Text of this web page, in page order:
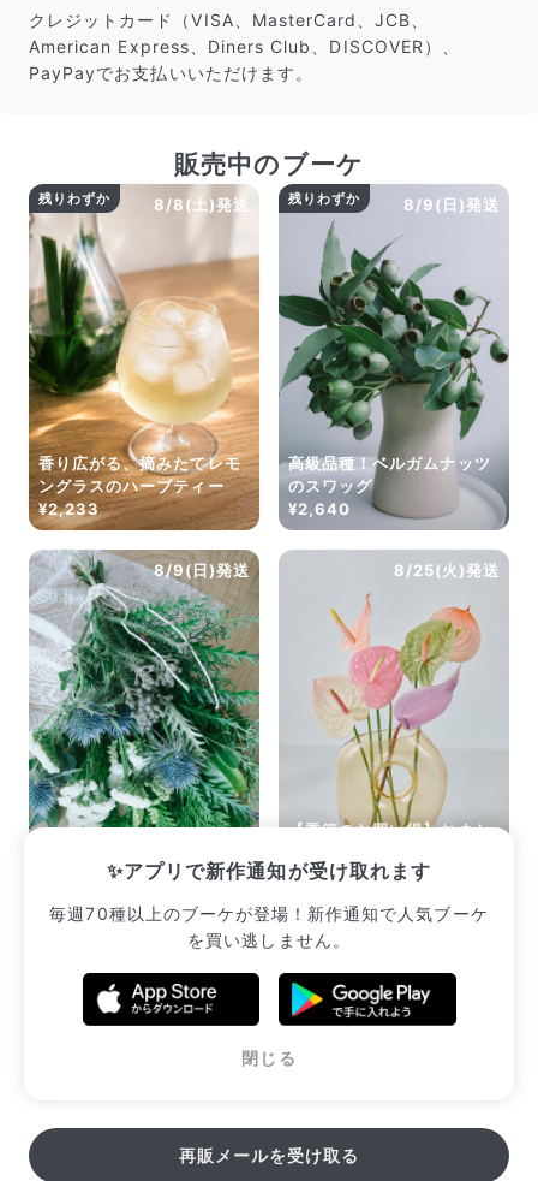
クレジットカード（VISA、MasterCard、JCB、
American Express、Diners Club、DISCOVER）、
PayPayでお支払いいただけます。
✨アプリで新作通知が受け取れます
毎週70種以上のブーケが登場！新作通知で人気ブーケ
を買い逃しません。
閉じる
販売中のブーケ
8/8(土)発送
残りわずか
香り広がる、摘みたてレモ
ングラスのハーブティー
¥2,233
8/9(日)発送
残りわずか
高級品種！ベルガムナッツ
のスワッグ
¥2,640
8/9(日)発送 8/25(火)発送
【季節のお買い得】おまか
¥2,310
販売中のブーケ一覧へ
再販メールを受け取る